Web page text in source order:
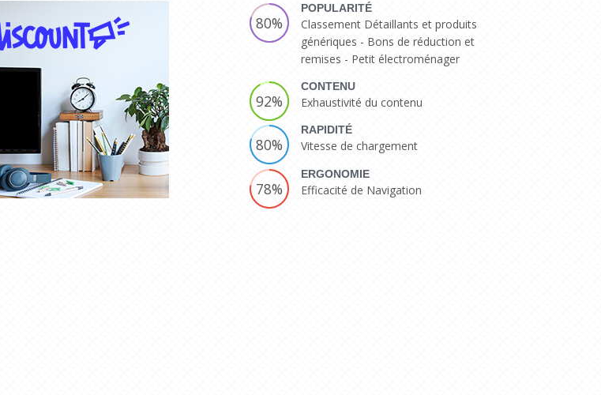
80%
POPULARITÉ
Classement Détaillants et produits
génériques - Bons de réduction et
remises - Petit électroménager
92%
CONTENU
Exhaustivité du contenu
80%
RAPIDITÉ
Vitesse de chargement
78%
ERGONOMIE
Efficacité de Navigation